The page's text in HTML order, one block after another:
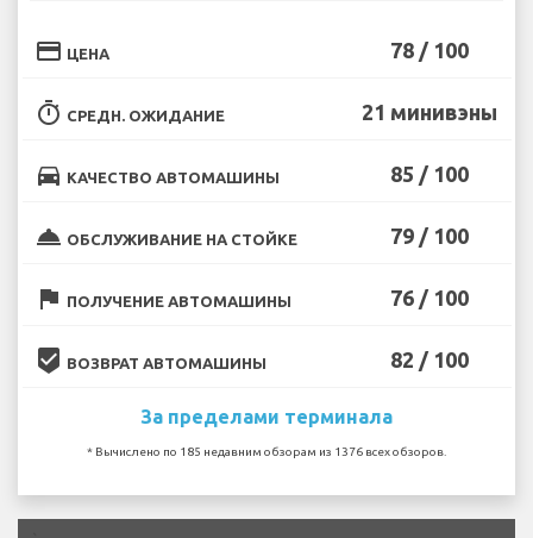
credit_card ЦЕНА 78 / 100
timer СРЕДН. ОЖИДАНИЕ 21 минивэны
directions_car КАЧЕСТВО АВТОМАШИНЫ 85 / 100
room_service ОБСЛУЖИВАНИЕ НА СТОЙКЕ 79 / 100
flag ПОЛУЧЕНИЕ АВТОМАШИНЫ 76 / 100
beenhere ВОЗВРАТ АВТОМАШИНЫ 82 / 100
За пределами терминала
* Вычислено по 185 недавним обзорам из 1376 всех обзоров.